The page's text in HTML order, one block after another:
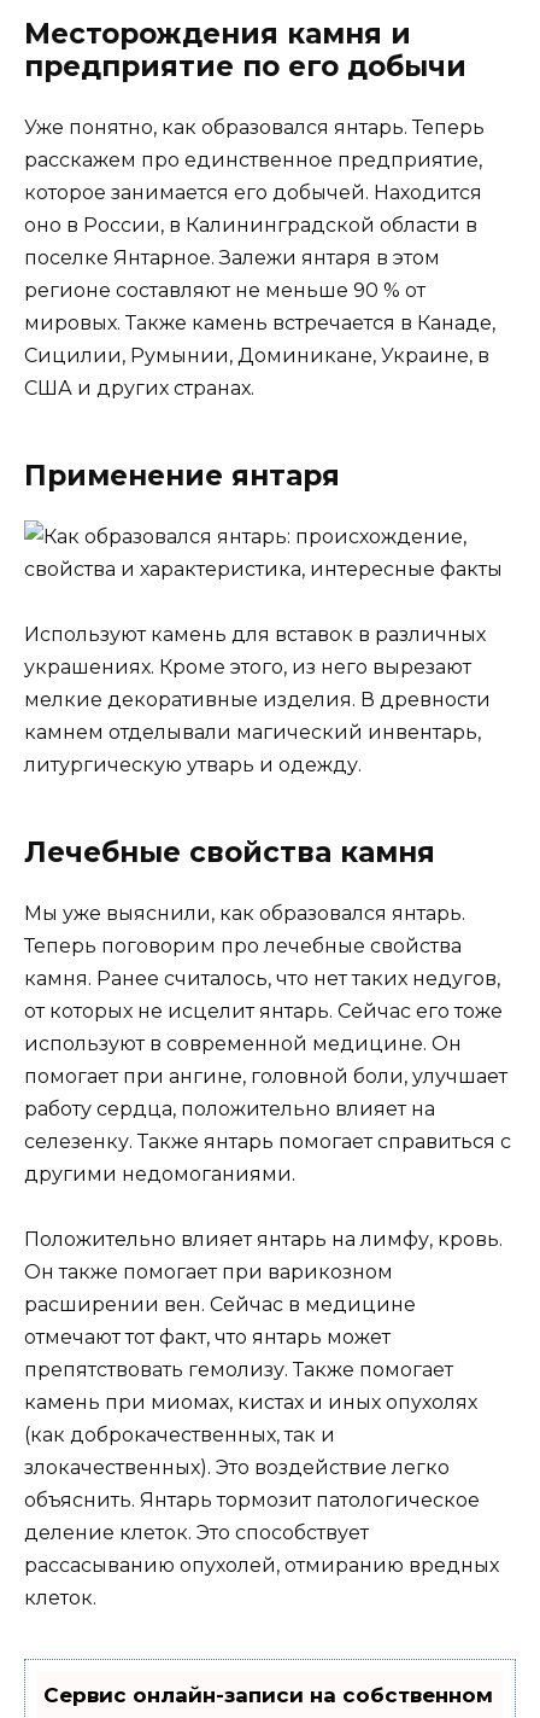
Месторождения камня и
предприятие по его добычи
Уже понятно, как образовался янтарь. Теперь
расскажем про единственное предприятие,
которое занимается его добычей. Находится
оно в России, в Калининградской области в
поселке Янтарное. Залежи янтаря в этом
регионе составляют не меньше 90 % от
мировых. Также камень встречается в Канаде,
Сицилии, Румынии, Доминикане, Украине, в
США и других странах.
Применение янтаря
Используют камень для вставок в различных
украшениях. Кроме этого, из него вырезают
мелкие декоративные изделия. В древности
камнем отделывали магический инвентарь,
литургическую утварь и одежду.
Лечебные свойства камня
Мы уже выяснили, как образовался янтарь.
Теперь поговорим про лечебные свойства
камня. Ранее считалось, что нет таких недугов,
от которых не исцелит янтарь. Сейчас его тоже
используют в современной медицине. Он
помогает при ангине, головной боли, улучшает
работу сердца, положительно влияет на
селезенку. Также янтарь помогает справиться с
другими недомоганиями.
Положительно влияет янтарь на лимфу, кровь.
Он также помогает при варикозном
расширении вен. Сейчас в медицине
отмечают тот факт, что янтарь может
препятствовать гемолизу. Также помогает
камень при миомах, кистах и иных опухолях
(как доброкачественных, так и
злокачественных). Это воздействие легко
объяснить. Янтарь тормозит патологическое
деление клеток. Это способствует
рассасыванию опухолей, отмиранию вредных
клеток.
Сервис онлайн-записи на собственном